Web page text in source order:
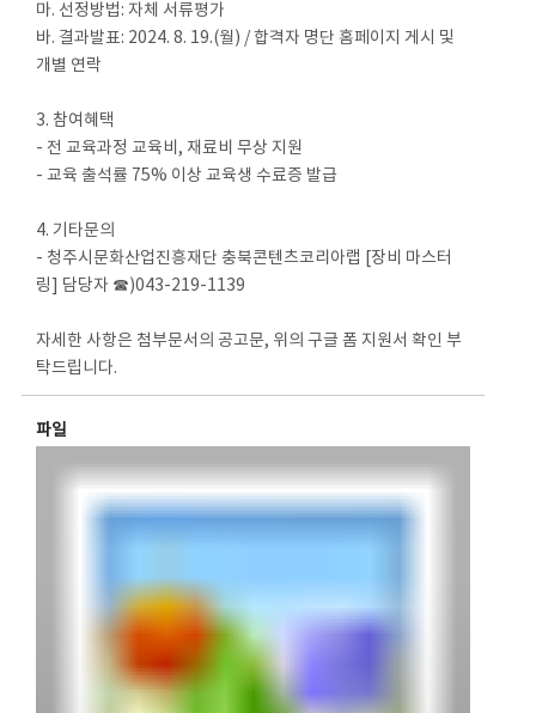
마. 선정방법: 자체 서류평가
바. 결과발표: 2024. 8. 19.(월) / 합격자 명단 홈페이지 게시 및
개별 연락
3. 참여혜택
- 전 교육과정 교육비, 재료비 무상 지원
- 교육 출석률 75% 이상 교육생 수료증 발급
4. 기타문의
- 청주시문화산업진흥재단 충북콘텐츠코리아랩 [장비 마스터
링] 담당자 ☎)043-219-1139
자세한 사항은 첨부문서의 공고문, 위의 구글 폼 지원서 확인 부
탁드립니다.
파일